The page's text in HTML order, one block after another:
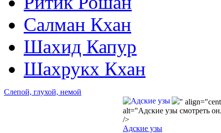
Салман Кхан
Шахид Капур
Шахрукх Кхан
Слепой, глухой, немой
"
alt="Адские узы смотреть
/>
Адские узы